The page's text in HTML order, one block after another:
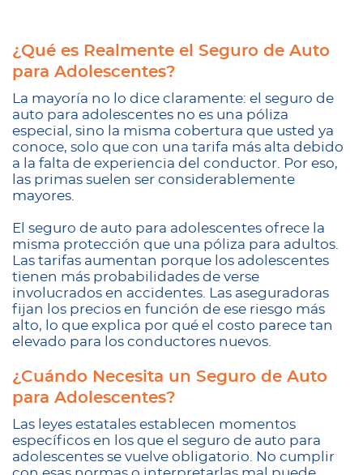
¿Qué es Realmente el Seguro de Auto
para Adolescentes?
La mayoría no lo dice claramente: el seguro de
auto para adolescentes no es una póliza
especial, sino la misma cobertura que usted ya
conoce, solo que con una tarifa más alta debido
a la falta de experiencia del conductor. Por eso,
las primas suelen ser considerablemente
mayores.
El seguro de auto para adolescentes ofrece la
misma protección que una póliza para adultos.
Las tarifas aumentan porque los adolescentes
tienen más probabilidades de verse
involucrados en accidentes. Las aseguradoras
fijan los precios en función de ese riesgo más
alto, lo que explica por qué el costo parece tan
elevado para los conductores nuevos.
¿Cuándo Necesita un Seguro de Auto
para Adolescentes?
Las leyes estatales establecen momentos
específicos en los que el seguro de auto para
adolescentes se vuelve obligatorio. No cumplir